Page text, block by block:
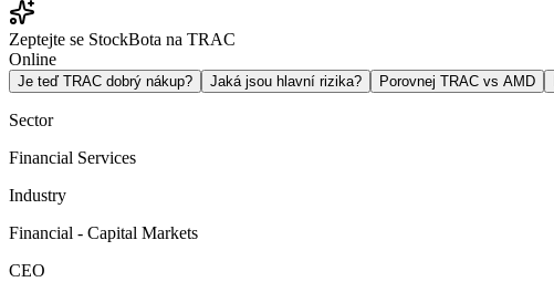
Zeptejte se StockBota na TRAC
Online
Je teď TRAC dobrý nákup? Jaká jsou hlavní rizika? Porovnej TRAC vs AMD
Sector
Financial Services
Industry
Financial - Capital Markets
CEO